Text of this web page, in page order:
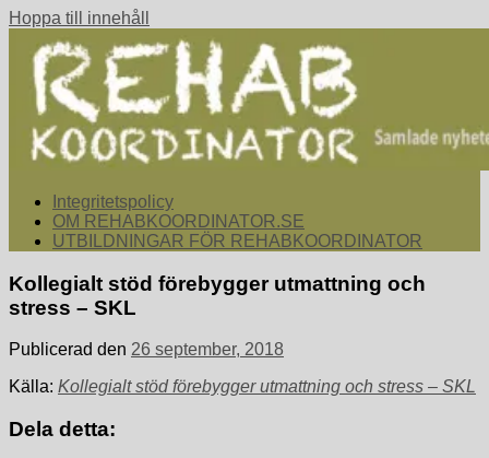
Hoppa till innehåll
rehabkoordinator.se
Samlade nyheter för dig som arbetar med att koordinera och
samordna rehabiliterande åtgärder för återgång i arbete.
Integritetspolicy
OM REHABKOORDINATOR.SE
UTBILDNINGAR FÖR REHABKOORDINATOR
Kollegialt stöd förebygger utmattning och
stress – SKL
Publicerad den 26 september, 2018
Källa: Kollegialt stöd förebygger utmattning och stress – SKL
Dela detta: